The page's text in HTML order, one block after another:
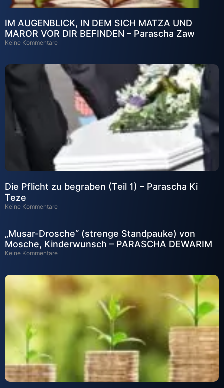
IM AUGENBLICK, IN DEM SICH MATZA UND
MAROR VOR DIR BEFINDEN – Parascha Zaw
Keine Kommentare
Die Pflicht zu begraben (Teil 1) – Parascha Ki
Teze
Keine Kommentare
„Musar-Drosche“ (strenge Standpauke) von
Mosche, Kinderwunsch – PARASCHA DEWARIM
Keine Kommentare